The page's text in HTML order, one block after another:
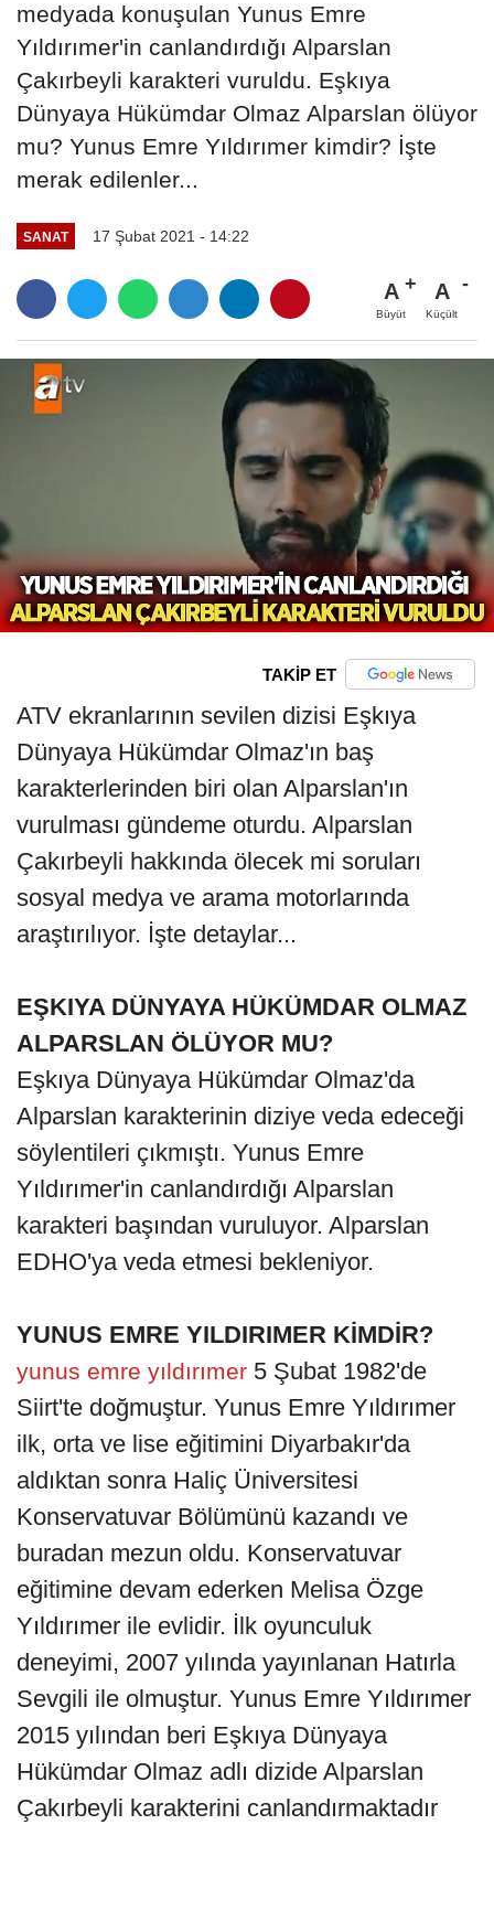
medyada konuşulan Yunus Emre
Yıldırımer'in canlandırdığı Alparslan
Çakırbeyli karakteri vuruldu. Eşkıya
Dünyaya Hükümdar Olmaz Alparslan ölüyor
mu? Yunus Emre Yıldırımer kimdir? İşte
merak edilenler...
SANAT 17 Şubat 2021 - 14:22
A
Büyüt
A
Küçült
TAKİP ET
ATV ekranlarının sevilen dizisi Eşkıya
Dünyaya Hükümdar Olmaz'ın baş
karakterlerinden biri olan Alparslan'ın
vurulması gündeme oturdu. Alparslan
Çakırbeyli hakkında ölecek mi soruları
sosyal medya ve arama motorlarında
araştırılıyor. İşte detaylar...
EŞKIYA DÜNYAYA HÜKÜMDAR OLMAZ
ALPARSLAN ÖLÜYOR MU?
Eşkıya Dünyaya Hükümdar Olmaz'da
Alparslan karakterinin diziye veda edeceği
söylentileri çıkmıştı. Yunus Emre
Yıldırımer'in canlandırdığı Alparslan
karakteri başından vuruluyor. Alparslan
EDHO'ya veda etmesi bekleniyor.
YUNUS EMRE YILDIRIMER KİMDİR?
yunus emre yıldırımer 5 Şubat 1982'de
Siirt'te doğmuştur. Yunus Emre Yıldırımer
ilk, orta ve lise eğitimini Diyarbakır'da
aldıktan sonra Haliç Üniversitesi
Konservatuvar Bölümünü kazandı ve
buradan mezun oldu. Konservatuvar
eğitimine devam ederken Melisa Özge
Yıldırımer ile evlidir. İlk oyunculuk
deneyimi, 2007 yılında yayınlanan Hatırla
Sevgili ile olmuştur. Yunus Emre Yıldırımer
2015 yılından beri Eşkıya Dünyaya
Hükümdar Olmaz adlı dizide Alparslan
Çakırbeyli karakterini canlandırmaktadır